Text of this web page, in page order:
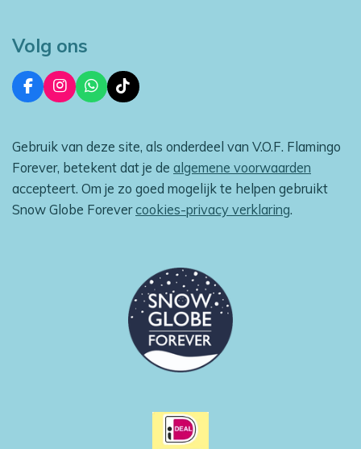
Volg ons
F
a
b
o
k
I
n
a
g
r
a
m
W
h
s
A
p
T
i
o
k
Gebruik van deze site, als onderdeel van V.O.F. Flamingo
Forever, betekent dat je de algemene voorwaarden
accepteert. Om je zo goed mogelijk te helpen gebruikt
Snow Globe Forevercookies-privacy verklaring.